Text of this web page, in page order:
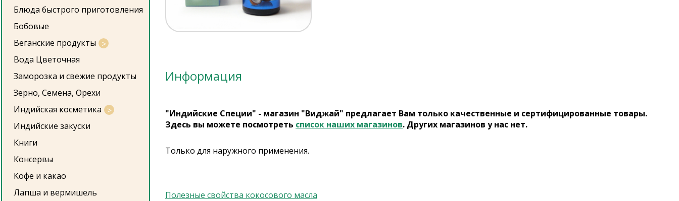
Блюда быстрого приготовления
Бобовые
Веганские продукты
Вода Цветочная
Заморозка и свежие продукты
Зерно, Семена, Орехи
Индийская косметика
Индийские закуски
Книги
Консервы
Кофе и какао
Лапша и вермишель
Информация
"Индийские Специи" - магазин "Виджай" предлагает Вам только качественные и сертифицированные товары.
Здесь вы можете посмотреть список наших магазинов. Других магазинов у нас нет.
Только для наружного применения.
Полезные свойства кокосового масла